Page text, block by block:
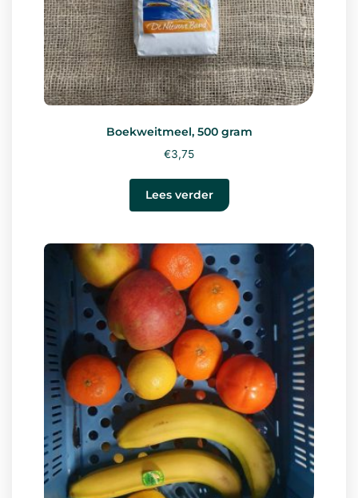
Boekweitmeel, 500 gram
€3,75
Lees verder